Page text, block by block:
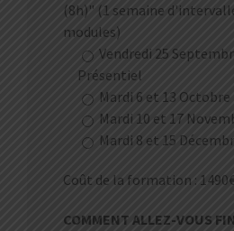
(8h)" (1 semaine
modules)
Vendredi 25
Présentiel
Mardi 6 et 13
Mardi 10 et 17
Mardi 8 et 15
Coût de la formation :
COMMENT ALLEZ-VOUS